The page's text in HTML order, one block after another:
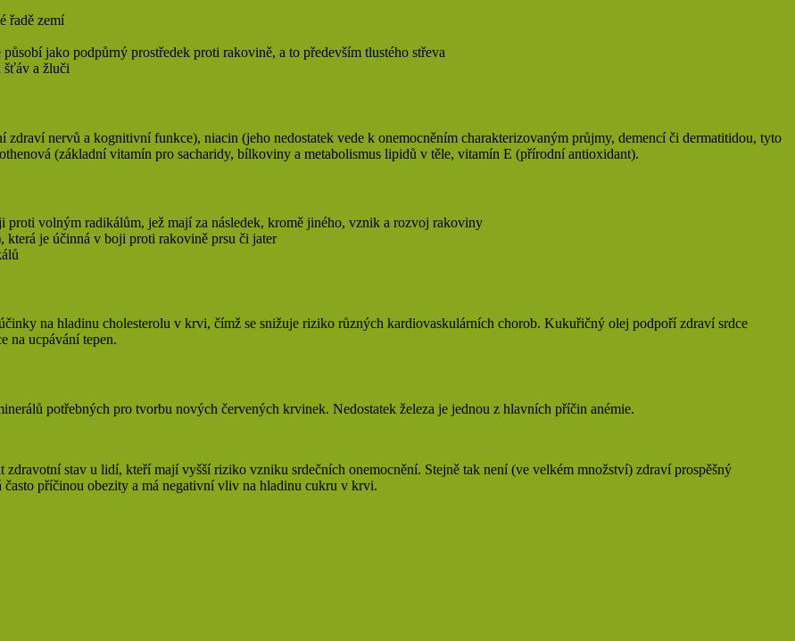
řadě zemí
jako podpůrný prostředek proti rakovině, a to především tlustého střeva
šťáv a žluči
nervů a kognitivní funkce), niacin (jeho nedostatek vede k onemocněním charakterizovaným průjmy, demencí či dermatitidou, tyto
(základní vitamín pro sacharidy, bílkoviny a metabolismus lipidů v těle, vitamín E (přírodní antioxidant).
volným radikálům, jež mají za následek, kromě jiného, vznik a rozvoj rakoviny
je účinná v boji proti rakovině prsu či jater
na hladinu cholesterolu v krvi, čímž se snižuje riziko různých kardiovaskulárních chorob. Kukuřičný olej podpoří zdraví srdce
na ucpávání tepen.
potřebných pro tvorbu nových červených krvinek. Nedostatek železa je jednou z hlavních příčin anémie.
stav u lidí, kteří mají vyšší riziko vzniku srdečních onemocnění. Stejně tak není (ve velkém množství) zdraví prospěšný
příčinou obezity a má negativní vliv na hladinu cukru v krvi.